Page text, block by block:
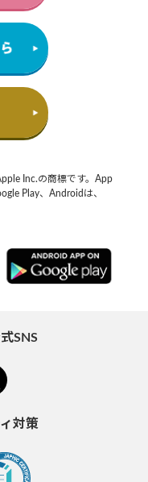
Inc.の商標です。App
Play、Androidは、
SNS
対策